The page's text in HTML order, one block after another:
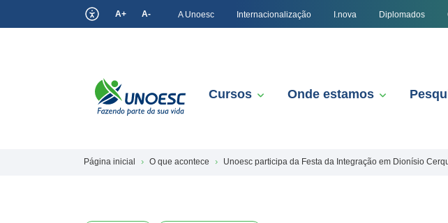
A+ A- A Unoesc Internacionalização I.nova Diplomados
Cursos Onde estamos
Página inicial O que acontece Unoesc participa da Festa da Integração em Dionísio